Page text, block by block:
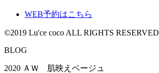
WEB予約はこちら
©2019 Lu'ce coco ALL RIGHTS RESERVED
BLOG
2020 ＡＷ 肌映えベージュ